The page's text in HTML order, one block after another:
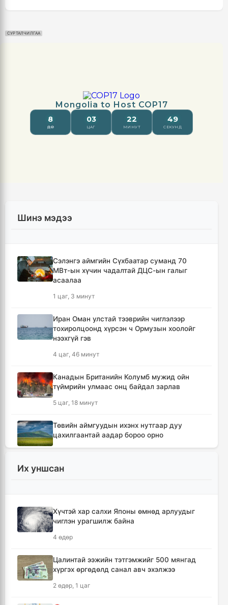
СУРТАЛЧИЛГАА
Шинэ мэдээ
Сэлэнгэ аймгийн Сүхбаатар суманд 70
МВт-ын хүчин чадалтай ДЦС-ын галыг
асаалаа
1 цаг, 3 минут
Иран Оман улстай тээврийн чиглэлээр
тохиролцоонд хүрсэн ч Ормузын хоолойг
нээхгүй гэв
4 цаг, 46 минут
Канадын Британийн Колумб мужид ойн
түймрийн улмаас онц байдал зарлав
5 цаг, 18 минут
Төвийн аймгуудын ихэнх нутгаар дуу
цахилгаантай аадар бороо орно
Хотын дарга асан Х.Нямбаатар улсын заан
15 цаг, 50 минут
хүндэтгэл үзүүлж, 10 сая төгрөг бэлэглэлээ
16 цаг, 50 минут
бөхчүүдэд УИХ-ын гишүүн Б.Ундрамын гэр
Их уншсан
Хүчтэй хар салхи Японы өмнөд арлуудыг
чиглэн урагшилж байна
4 өдөр
Цалинтай ээжийн тэтгэмжийг 500 мянгад
хүргэх өргөдөлд санал авч эхэлжээ
2 өдөр, 1 цаг